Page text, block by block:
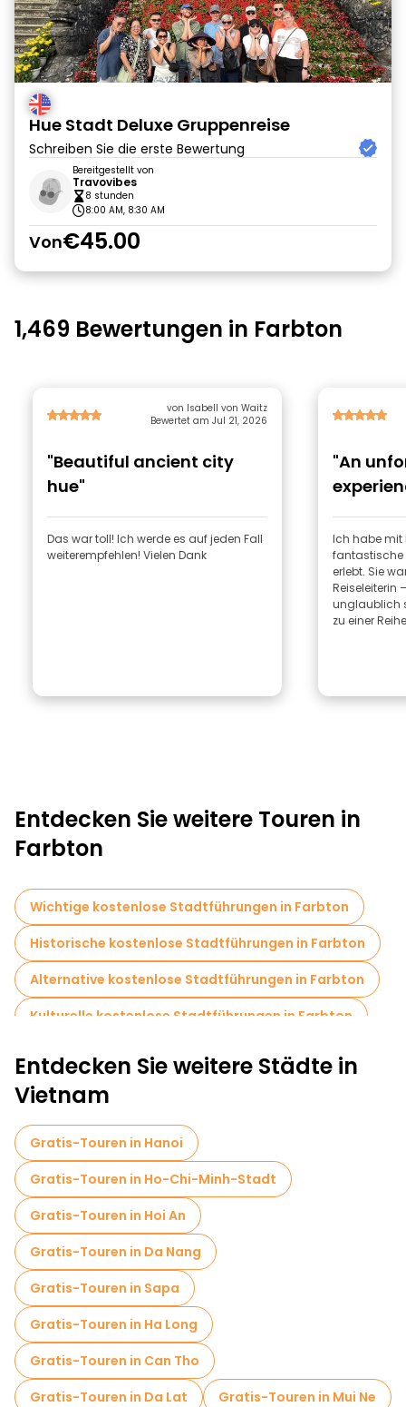
Hue Stadt Deluxe Gruppenreise
Schreiben Sie die erste Bewertung
Bereitgestellt von
Travovibes
8 stunden
8:00 AM, 8:30 AM
Von€45.00
1,469 Bewertungen in Farbton
von Isabell von Waitz
Bewertet am Jul 21, 2026
"Beautiful ancient city
hue"
Das war toll! Ich werde es auf jeden Fall
weiterempfehlen! Vielen Dank
"An
Ich habe mit
fantastische
erlebt. Sie
Reiseleiterin
unglaublich
zu einer
Entdecken Sie weitere Touren in
Farbton
Wichtige kostenlose Stadtführungen in Farbton
Historische kostenlose Stadtführungen in Farbton
Alternative kostenlose Stadtführungen in Farbton
Kulturelle kostenlose Stadtführungen in Farbton
Kostenlose Rundgänge für Familien in Farbton
Kreuzfahrten in Farbton
Kostenlose Altstadtbesichtigung in Farbton
Lokale Verkostungstouren in Farbton
Kostenlose Tagesausflüge in Farbton
Kostenlose Nachtwanderungen in Farbton
Food-Touren in Farbton
Kostenlose Führungen in der Nähe The To Temple
Kostenlose Führungen in der Nähe Imperial City
Kostenlose Führungen in der Nähe Meridian Gate
Entdecken Sie weitere Städte in
Vietnam
Gratis-Touren in Hanoi
Gratis-Touren in Ho-Chi-Minh-Stadt
Gratis-Touren in Hoi An
Gratis-Touren in Da Nang
Gratis-Touren in Sapa
Gratis-Touren in Ha Long
Gratis-Touren in Can Tho
Gratis-Touren in Da Lat
Gratis-Touren in Mui Ne